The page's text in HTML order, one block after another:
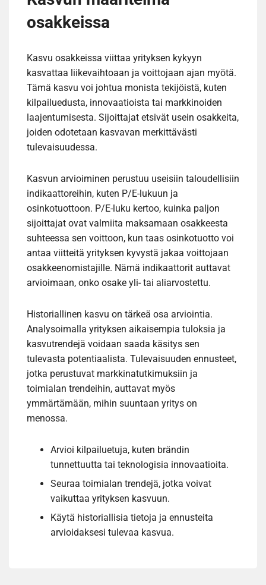
osakkeissa
Kasvu osakkeissa viittaa yrityksen kykyyn
kasvattaa liikevaihtoaan ja voittojaan ajan myötä.
Tämä kasvu voi johtua monista tekijöistä, kuten
kilpailuedusta, innovaatioista tai markkinoiden
laajentumisesta. Sijoittajat etsivät usein osakkeita,
joiden odotetaan kasvavan merkittävästi
tulevaisuudessa.
Kasvun arvioiminen perustuu useisiin taloudellisiin
indikaattoreihin, kuten P/E-lukuun ja
osinkotuottoon. P/E-luku kertoo, kuinka paljon
sijoittajat ovat valmiita maksamaan osakkeesta
suhteessa sen voittoon, kun taas osinkotuotto voi
antaa viitteitä yrityksen kyvystä jakaa voittojaan
osakkeenomistajille. Nämä indikaattorit auttavat
arvioimaan, onko osake yli- tai aliarvostettu.
Historiallinen kasvu on tärkeä osa arviointia.
Analysoimalla yrityksen aikaisempia tuloksia ja
kasvutrendejä voidaan saada käsitys sen
tulevasta potentiaalista. Tulevaisuuden ennusteet,
jotka perustuvat markkinatutkimuksiin ja
toimialan trendeihin, auttavat myös
ymmärtämään, mihin suuntaan yritys on
menossa.
Arvioi kilpailuetuja, kuten brändin
tunnettuutta tai teknologisia innovaatioita.
Seuraa toimialan trendejä, jotka voivat
vaikuttaa yrityksen kasvuun.
Käytä historiallisia tietoja ja ennusteita
arvioidaksesi tulevaa kasvua.